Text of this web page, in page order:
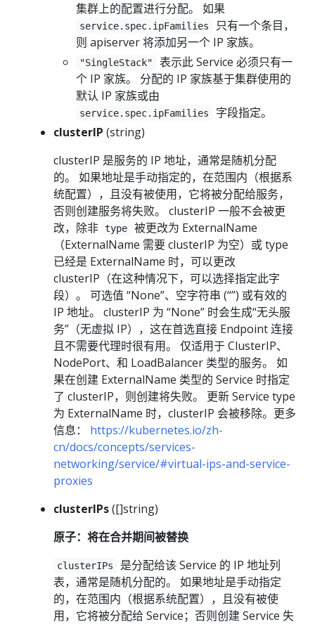
集群上的配置进行分配。 如果
service.spec.ipFamilies
只有一个条目，
则 apiserver 将添加另一个 IP 家族。
"SingleStack"
表示此 Service 必须只有一
个 IP 家族。 分配的 IP 家族基于集群使用的
默认 IP 家族或由
service.spec.ipFamilies
字段指定。
clusterIP (string)
clusterIP 是服务的 IP 地址，通常是随机分配
的。 如果地址是手动指定的，在范围内（根据系
统配置），且没有被使用，它将被分配给服务，
否则创建服务将失败。 clusterIP 一般不会被更
改，除非 type
被更改为 ExternalName
（ExternalName 需要 clusterIP 为空）或 type
已经是 ExternalName 时，可以更改
clusterIP（在这种情况下，可以选择指定此字
段）。 可选值 “None”、空字符串 (“”) 或有效的
IP 地址。 clusterIP 为 “None” 时会生成“无头服
务”（无虚拟 IP），这在首选直接 Endpoint 连接
且不需要代理时很有用。 仅适用于 ClusterIP、
NodePort、和 LoadBalancer 类型的服务。 如
果在创建 ExternalName 类型的 Service 时指定
了 clusterIP，则创建将失败。 更新 Service type
为 ExternalName 时，clusterIP 会被移除。更多
信息： https://kubernetes.io/zh-
cn/docs/concepts/services-
networking/service/#virtual-ips-and-service-
proxies
clusterIPs([]string)
原子：将在合并期间被替换
clusterIPs
是分配给该 Service 的 IP 地址列
表，通常是随机分配的。 如果地址是手动指定
的，在范围内（根据系统配置），且没有被使
用，它将被分配给 Service；否则创建 Service 失